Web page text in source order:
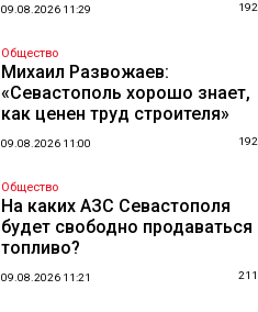
09.08.2026 11:29 192
Общество
Михаил Развожаев:
«Севастополь хорошо знает,
как ценен труд строителя»
09.08.2026 11:00 192
Общество
На каких АЗС Севастополя
будет свободно продаваться
топливо?
09.08.2026 11:21 211